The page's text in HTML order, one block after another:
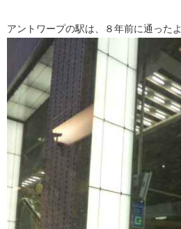
アントワープの駅は、８年前に通った